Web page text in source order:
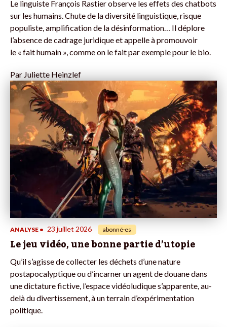
Le linguiste François Rastier observe les effets des chatbots
sur les humains. Chute de la diversité linguistique, risque
populiste, amplification de la désinformation… Il déplore
l’absence de cadrage juridique et appelle à promouvoir
le « fait humain », comme on le fait par exemple pour le bio.
ParJuliette Heinzlef
ANALYSE • 23 juillet 2026 abonné·es
Le jeu vidéo, une bonne partie d’utopie
Qu’il s’agisse de collecter les déchets d’une nature
postapocalyptique ou d’incarner un agent de douane dans
une dictature fictive, l’espace vidéoludique s’apparente, au-
delà du divertissement, à un terrain d’expérimentation
politique.